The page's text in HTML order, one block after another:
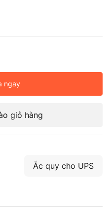
ngay
giỏ hàng
Ắc quy cho UPS